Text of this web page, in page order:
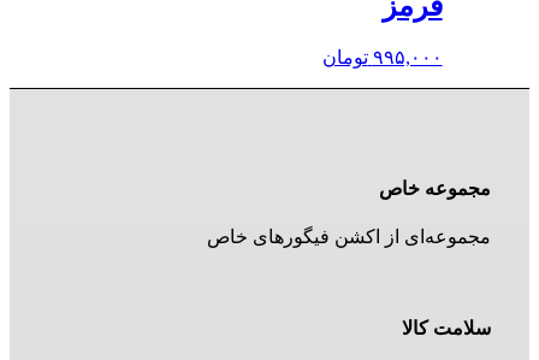
۹۹۵,۰۰۰ تومان
مجموعه خاص
مجموعه‌ای از اکشن فیگورهای خاص
سلامت کالا